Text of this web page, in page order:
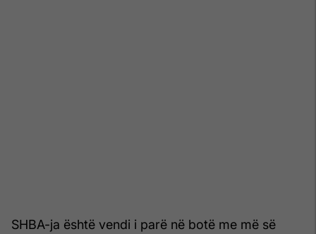
SHBA-ja është vendi i parë në botë me më së